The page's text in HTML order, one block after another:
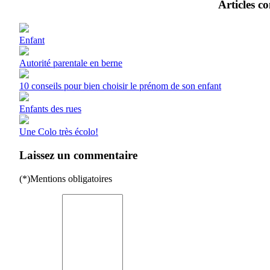
Articles
Enfant
Autorité parentale en berne
10 conseils pour bien choisir le prénom de son enfant
Enfants des rues
Une Colo très écolo!
Laissez un commentaire
(*)Mentions obligatoires